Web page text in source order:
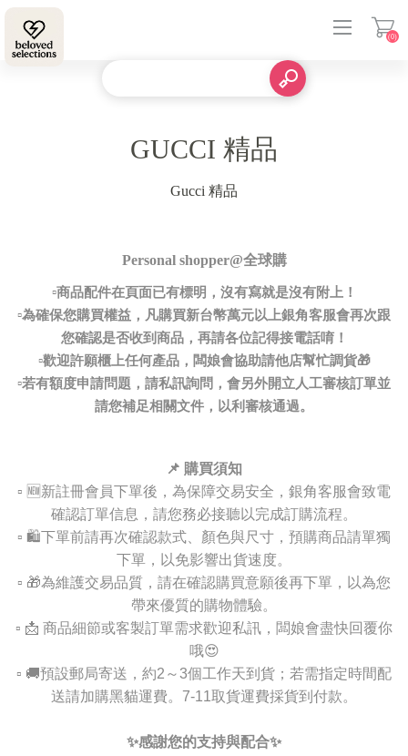
(0)
GUCCI 精品
Gucci 精品
Personal shopper@全球購
▫️商品配件在頁面已有標明，沒有寫就是沒有附上！
▫️為確保您購買權益，凡購買新台幣萬元以上銀角客服會再次跟
您確認是否收到商品，再請各位記得接電話唷！
▫️歡迎許願櫃上任何產品，闆娘會協助請他店幫忙調貨🎁
▫️若有額度申請問題，請私訊詢問，會另外開立人工審核訂單並
請您補足相關文件，以利審核通過。
📌 購買須知
▫️ 🆕新註冊會員下單後，為保障交易安全，銀角客服會致電
確認訂單信息，請您務必接聽以完成訂購流程。
▫️ 🛍️下單前請再次確認款式、顏色與尺寸，預購商品請單獨
下單，以免影響出貨速度。
▫️ 🎁為維護交易品質，請在確認購買意願後再下單，以為您
帶來優質的購物體驗。
▫️ 📩 商品細節或客製訂單需求歡迎私訊，闆娘會盡快回覆你
哦😍
▫️ 🚚預設郵局寄送，約2～3個工作天到貨；若需指定時間配
送請加購黑貓運費。7-11取貨運費採貨到付款。
✨感謝您的支持與配合✨